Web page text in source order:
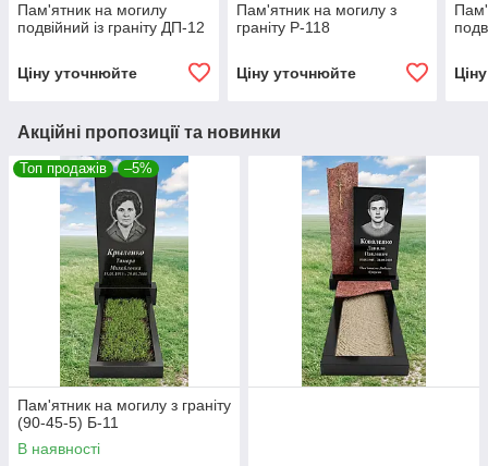
Пам'ятник на могилу
подвійний із граніту ДП-12
Ціну уточнюйте
Пам'ятник на могилу з
граніту Р-118
Ціну уточнюйте
Акційні пропозиції та новинки
Топ продажів –5%
Пам'ятник на могилу з граніту
(90-45-5) Б-11
В наявності